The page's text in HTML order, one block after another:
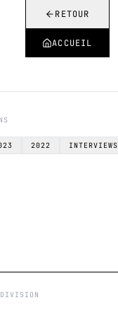
RETOUR
ACCUEIL
2022 INTERVIEWS